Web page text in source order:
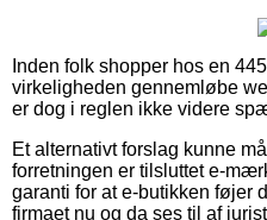
Inden folk shopper hos en
virkeligheden gennemløbe
er dog i reglen ikke videre
Et alternativt forslag kunne
forretningen er tilsluttet e-
garanti for at e-butikken føjer
firmaet nu og da ses til af